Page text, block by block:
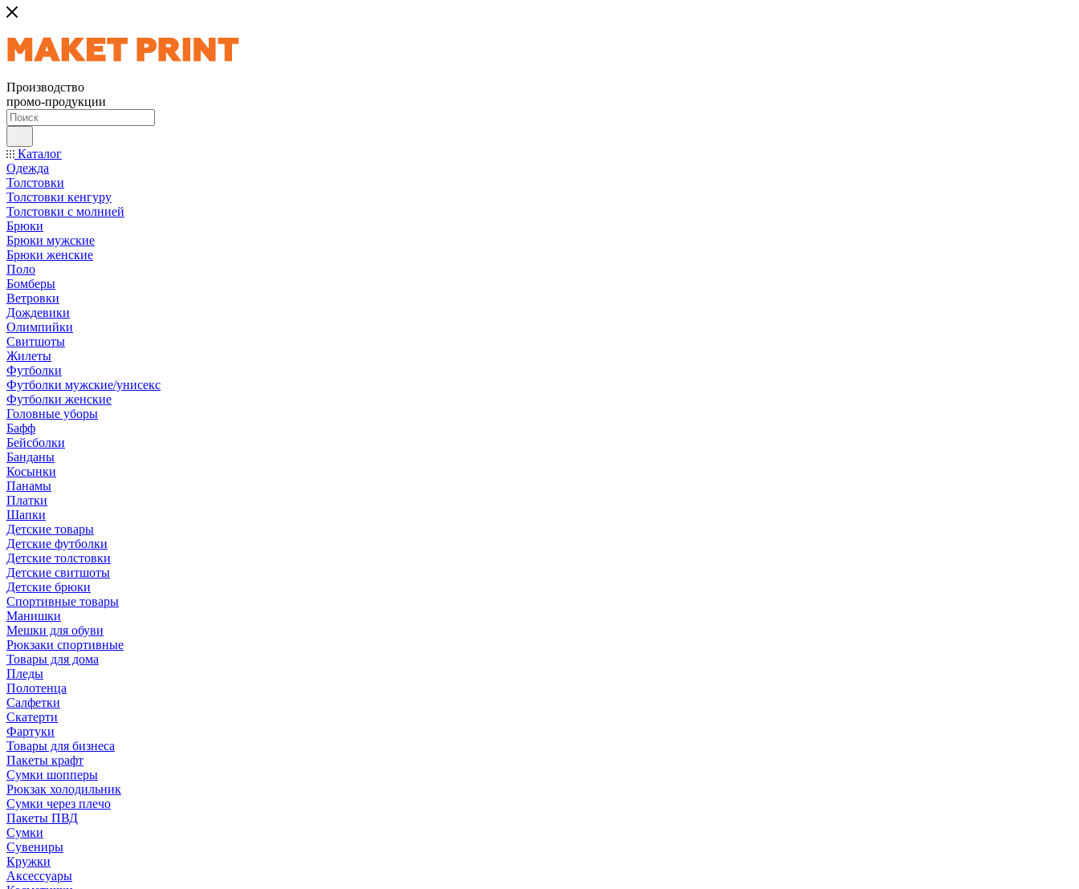
Производство
промо-продукции
Каталог
Одежда
Толстовки
Толстовки кенгуру
Толстовки с молнией
Брюки
Брюки мужские
Брюки женские
Поло
Бомберы
Ветровки
Дождевики
Олимпийки
Свитшоты
Жилеты
Футболки
Футболки мужские/унисекс
Футболки женские
Головные уборы
Бафф
Бейсболки
Банданы
Косынки
Панамы
Платки
Шапки
Детские товары
Детские футболки
Детские толстовки
Детские свитшоты
Детские брюки
Спортивные товары
Манишки
Мешки для обуви
Рюкзаки спортивные
Товары для дома
Пледы
Полотенца
Салфетки
Скатерти
Фартуки
Товары для бизнеса
Пакеты крафт
Сумки шопперы
Рюкзак холодильник
Сумки через плечо
Пакеты ПВД
Сумки
Сувениры
Кружки
Аксессуары